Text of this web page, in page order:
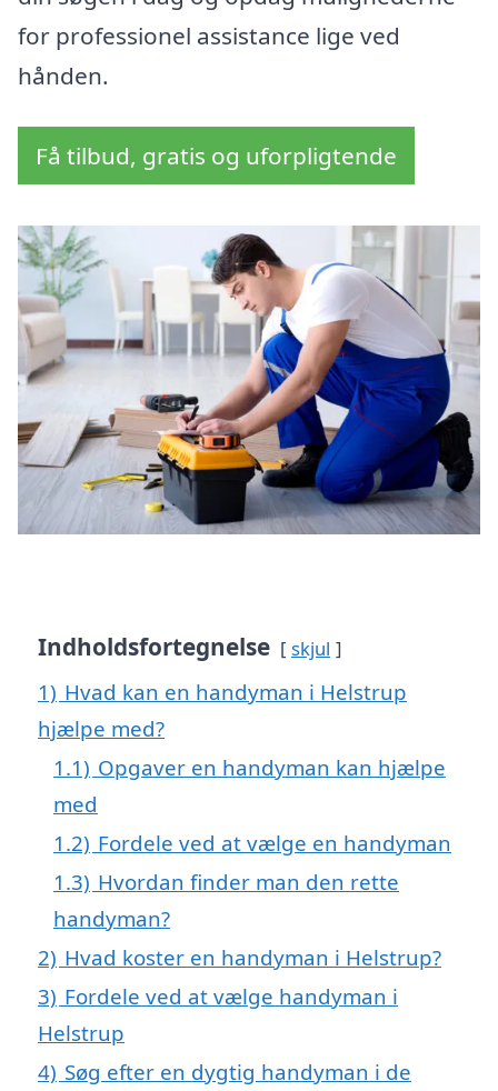
for professionel assistance lige ved
hånden.
Få tilbud, gratis og uforpligtende
Indholdsfortegnelse skjul
1) Hvad kan en handyman i Helstrup
hjælpe med?
1.1) Opgaver en handyman kan hjælpe
med
1.2) Fordele ved at vælge en handyman
1.3) Hvordan finder man den rette
handyman?
2) Hvad koster en handyman i Helstrup?
3) Fordele ved at vælge handyman i
Helstrup
4) Søg efter en dygtig handyman i de